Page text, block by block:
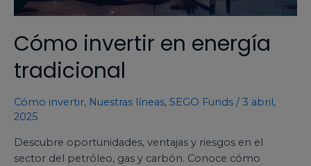
Cómo invertir en energía
tradicional
Cómo invertir, Nuestras líneas, SEGO Funds / 3 abril,
2025
Descubre oportunidades, ventajas y riesgos en el
sector del petróleo, gas y carbón. Conoce cómo